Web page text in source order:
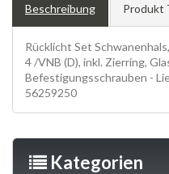
Beschreibung Produkt
Rücklicht Set
4 /VNB (D), inkl. Zierring,
Befestigungsschrauben -
56259250
Kategorien